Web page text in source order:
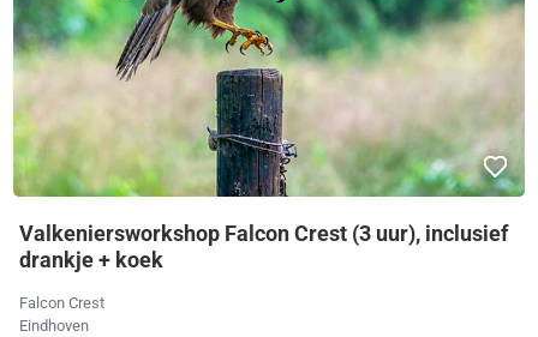
Valkeniersworkshop Falcon Crest (3 uur), inclusief
drankje + koek
Falcon Crest
Eindhoven